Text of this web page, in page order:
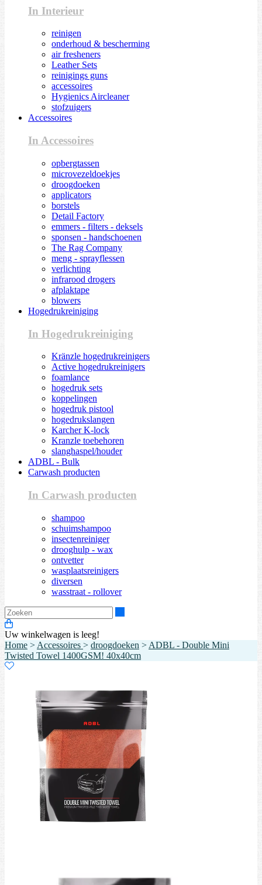
In Interieur
reinigen
onderhoud & bescherming
air fresheners
Leather Sets
reinigings guns
accessoires
Hygienics Aircleaner
stofzuigers
Accessoires
In Accessoires
opbergtassen
microvezeldoekjes
droogdoeken
applicators
borstels
Detail Factory
emmers - filters - deksels
sponsen - handschoenen
The Rag Company
meng - sprayflessen
verlichting
infrarood drogers
afplaktape
blowers
Hogedrukreiniging
In Hogedrukreiniging
Kränzle hogedrukreinigers
Active hogedrukreinigers
foamlance
hogedruk sets
koppelingen
hogedruk pistool
hogedrukslangen
Karcher K-lock
Kranzle toebehoren
slanghaspel/houder
ADBL - Bulk
Carwash producten
In Carwash producten
shampoo
schuimshampoo
insectenreiniger
drooghulp - wax
ontvetter
wasplaatsreinigers
diversen
wasstraat - rollover
Uw winkelwagen is leeg!
Home > Accessoires > droogdoeken > ADBL - Double Mini
Twisted Towel 1400GSM! 40x40cm